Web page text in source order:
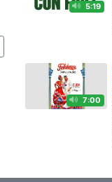
5:19
7:00